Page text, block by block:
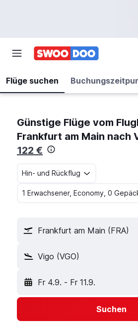
Flüge suchen
Günstige Flüge vom
Frankfurt am Main nach
122 €
Hin- und Rückflug
1 Erwachsener, Economy, 0
Frankfurt am Main (FRA)
Vigo (VGO)
Fr 4.9. - Fr 11.9.
Suchen